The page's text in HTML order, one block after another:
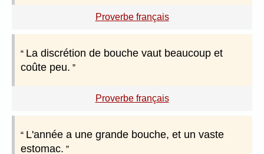
Proverbe français
La discrétion de bouche vaut beaucoup et
coûte peu.
Proverbe français
L'année a une grande bouche, et un vaste
estomac.